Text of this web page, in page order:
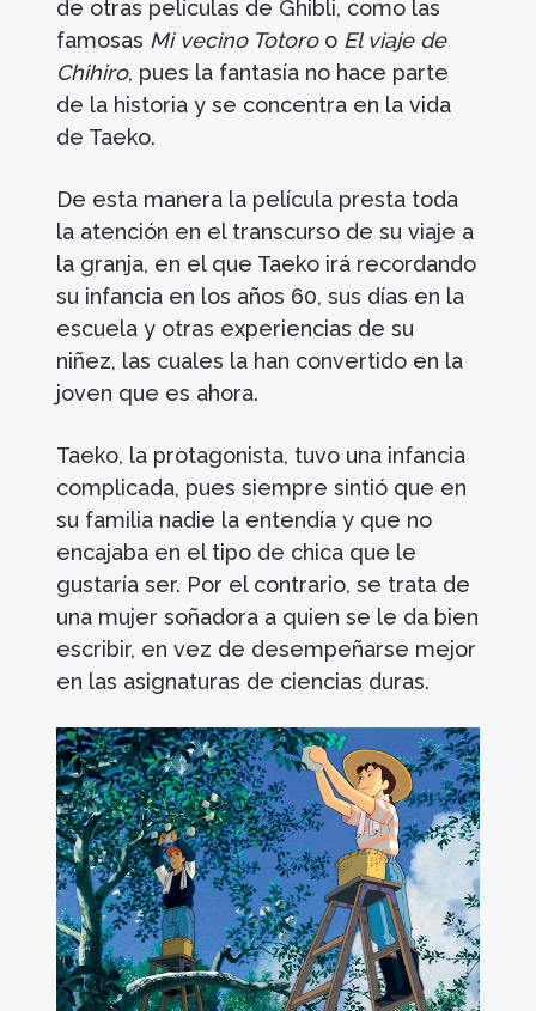
de otras películas de Ghibli, como las
famosas Mi vecino Totoroo El viaje de
Chihiro, pues la fantasía no hace parte
de la historia y se concentra en la vida
de Taeko.
De esta manera la película presta toda
la atención en el transcurso de su viaje a
la granja, en el que Taeko irá recordando
su infancia en los años 60, sus días en la
escuela y otras experiencias de su
niñez, las cuales la han convertido en la
joven que es ahora.
Taeko, la protagonista, tuvo una infancia
complicada, pues siempre sintió que en
su familia nadie la entendía y que no
encajaba en el tipo de chica que le
gustaría ser. Por el contrario, se trata de
una mujer soñadora a quien se le da bien
escribir, en vez de desempeñarse mejor
en las asignaturas de ciencias duras.